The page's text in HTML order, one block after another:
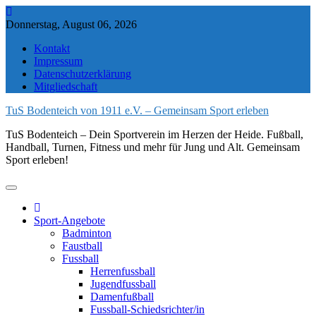
Skip
to
Donnerstag, August 06, 2026
Kontakt
Impressum
Datenschutzerklärung
Mitgliedschaft
TuS Bodenteich von 1911 e.V. – Gemeinsam Sport erleben
TuS Bodenteich – Dein Sportverein im Herzen der Heide. Fußball,
Handball, Turnen, Fitness und mehr für Jung und Alt. Gemeinsam
Sport erleben!
Sport-Angebote
Badminton
Faustball
Fussball
Herrenfussball
Jugendfussball
Damenfußball
Fussball-Schiedsrichter/in